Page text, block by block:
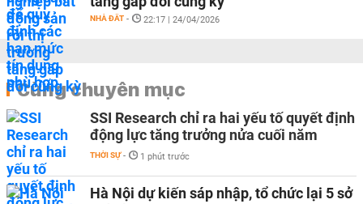
NHÀ ĐẤT - 22:17 | 24/04/2026
Cùng chuyên mục
SSI Research chỉ ra hai yếu tố quyết định
động lực tăng trưởng nửa cuối năm
THỜI SỰ - 1 phút trước
Hà Nội dự kiến sáp nhập, tổ chức lại 5 sở